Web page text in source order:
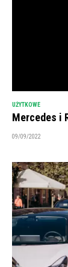
UŻYTKOWE
Mercedes i
09/09/2022